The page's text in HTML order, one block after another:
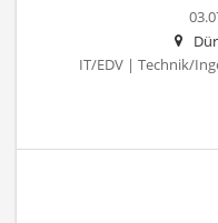
IT/EDV | Technik/